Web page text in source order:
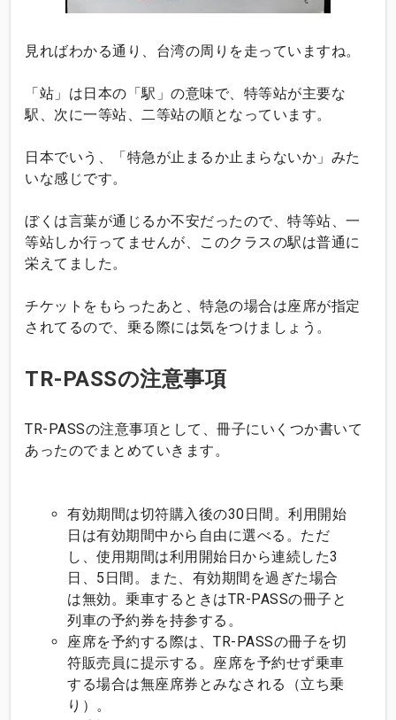
見ればわかる通り、台湾の周りを走っていますね。
「站」は日本の「駅」の意味で、特等站が主要な
駅、次に一等站、二等站の順となっています。
日本でいう、「特急が止まるか止まらないか」みた
いな感じです。
ぼくは言葉が通じるか不安だったので、特等站、一
等站しか行ってませんが、このクラスの駅は普通に
栄えてました。
チケットをもらったあと、特急の場合は座席が指定
されてるので、乗る際には気をつけましょう。
TR-PASSの注意事項
TR-PASSの注意事項として、冊子にいくつか書いて
あったのでまとめていきます。
有効期間は切符購入後の30日間。利用開始
日は有効期間中から自由に選べる。ただ
し、使用期間は利用開始日から連続した3
日、5日間。また、有効期間を過ぎた場合
は無効。乗車するときはTR-PASSの冊子と
列車の予約券を持参する。
座席を予約する際は、TR-PASSの冊子を切
符販売員に提示する。座席を予約せず乗車
する場合は無座席券とみなされる（立ち乗
り）。